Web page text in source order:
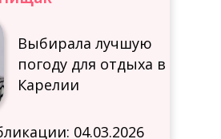
04.03.2026
Выбирала лучшую
погоду для отдыха в
Карелии